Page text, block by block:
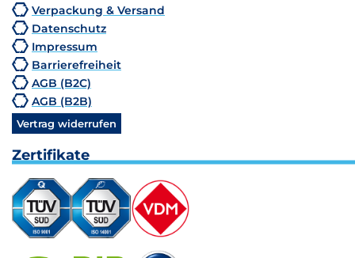
Verpackung & Versand
Datenschutz
Impressum
Barrierefreiheit
AGB (B2C)
AGB (B2B)
Vertrag widerrufen
Zertifikate